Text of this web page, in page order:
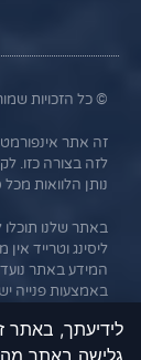
© כל הזכויות
זה אתר
לזה בצורה כזו.
נותן הלוואות מכל
באתר שלנו
ליסינג וטרייד
המידע באתר
לגולשים בלבד.
האשראי עלול
גלישה באתר